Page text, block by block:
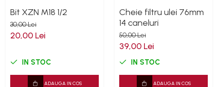
Accesorii Pneumatice
Alte scule pneumatice
Chei cu clichet
Filtre Pneumatice
Furtune Aer Comprimat
Bit XZN M18 1/2
30,00 Lei
20,00 Lei
IN STOC
ADAUGA IN COS
Cheie filtru ulei 76mm
14 caneluri
50,00 Lei
39,00 Lei
IN STOC
ADAUGA IN COS